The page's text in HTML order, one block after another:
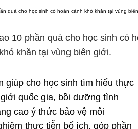
10 phần quà cho học sinh có
khăn tại vùng biên giới.
giúp cho học sinh tìm hiểu thực
quốc gia, bồi dưỡng tình
cao ý thức bảo vệ môi
thực tiễn bổ ích, góp phần